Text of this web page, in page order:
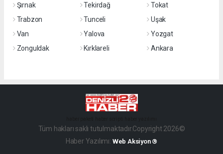
Şırnak
Tekirdağ
Tokat
Trabzon
Tunceli
Uşak
Van
Yalova
Yozgat
Zonguldak
Kırklareli Ankara
Tüm hakları saklı tutulmaktadır.Copyright 2026©
Haber Yazılımı: Web Aksiyon ®